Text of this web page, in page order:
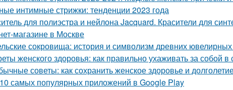
интимные стрижки: тенденции 2023 года
для полиэстра и нейлона Jacquard. Красители для
магазине в Москве
сокровища: история и символизм древних
женского здоровья: как правильно ухаживать за собой
советы: как сохранить женское здоровье и
самых популярных приложений в Google Play